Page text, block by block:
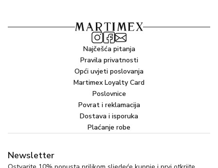
Najčešća pitanja
Pravila privatnosti
Opći uvjeti poslovanja
Martimex Loyalty Card
Poslovnice
Povrat i reklamacija
Dostava i isporuka
Plaćanje robe
Newsletter